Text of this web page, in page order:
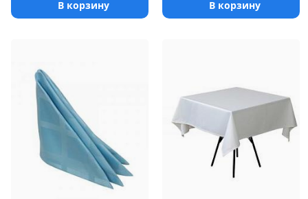
В корзину В корзину